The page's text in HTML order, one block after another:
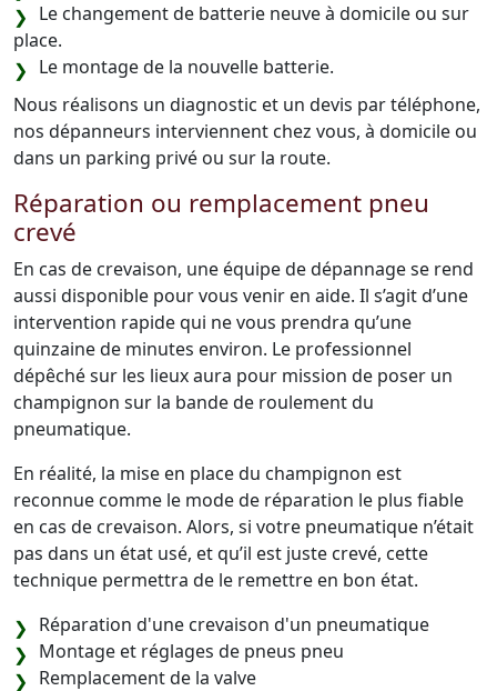
Le changement de batterie neuve à domicile ou sur
place.
Le montage de la nouvelle batterie.
Nous réalisons un diagnostic et un devis par téléphone,
nos dépanneurs interviennent chez vous, à domicile ou
dans un parking privé ou sur la route.
Réparation ou remplacement pneu
crevé
En cas de crevaison, une équipe de dépannage se rend
aussi disponible pour vous venir en aide. Il s’agit d’une
intervention rapide qui ne vous prendra qu’une
quinzaine de minutes environ. Le professionnel
dépêché sur les lieux aura pour mission de poser un
champignon sur la bande de roulement du
pneumatique.
En réalité, la mise en place du champignon est
reconnue comme le mode de réparation le plus fiable
en cas de crevaison. Alors, si votre pneumatique n’était
pas dans un état usé, et qu’il est juste crevé, cette
technique permettra de le remettre en bon état.
Réparation d'une crevaison d'un pneumatique
Montage et réglages de pneus pneu
Remplacement de la valve